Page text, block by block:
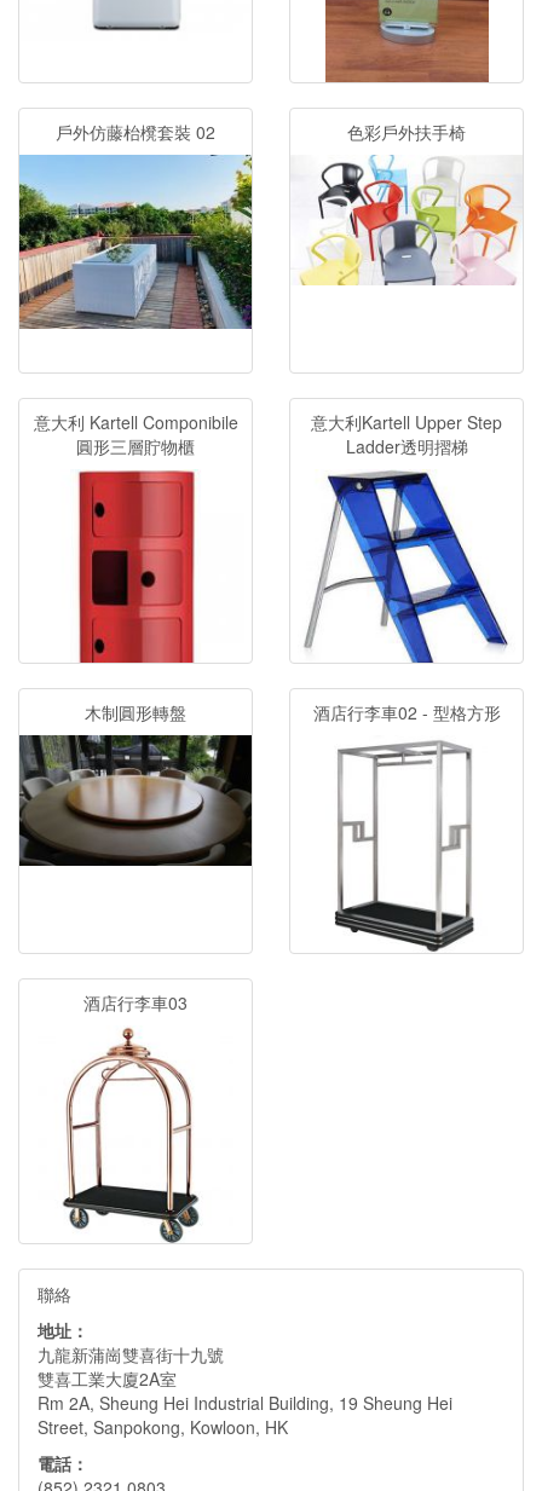
戶外仿藤枱櫈套裝 02 色彩戶外扶手椅
意大利 Kartell Componibile
圓形三層貯物櫃
意大利Kartell Upper Step
Ladder透明摺梯
木制圓形轉盤 酒店行李車02 - 型格方形
酒店行李車03
聯絡
地址：
九龍新蒲崗雙喜街十九號
雙喜工業大廈2A室
Rm 2A, Sheung Hei Industrial Building, 19 Sheung Hei
Street, Sanpokong, Kowloon, HK
電話：